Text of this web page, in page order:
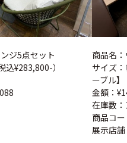
ジ5点セット
¥283,800-）
商品名
サイズ
ーブル】
金額：
在庫数：
商品コ
展示店